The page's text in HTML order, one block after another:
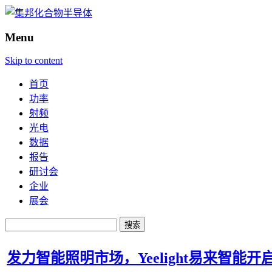
Menu
Skip to content
首页
功率
射频
光电
数据
报告
研讨会
企业
展会
发力智能照明市场，Yeelight易来智能开